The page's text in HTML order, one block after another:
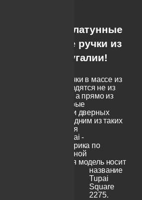
Черные латунные
дверные ручки из
Португалии!
Да, существуют ручки в массе из
латуни, т.е. производятся не из
цинковых сплавов, а прямо из
латуни, как некоторые
классические серии дверных
ручек. Например, одним из таких
вариантов является
производитель Tupai -
португальская фабрика по
производству дверной
Данная модель носит
название
Tupai
Square
2275.